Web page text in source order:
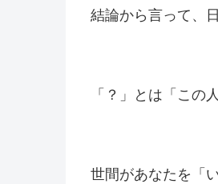
結論から言って、
「？」とは「この
世間があなたを「